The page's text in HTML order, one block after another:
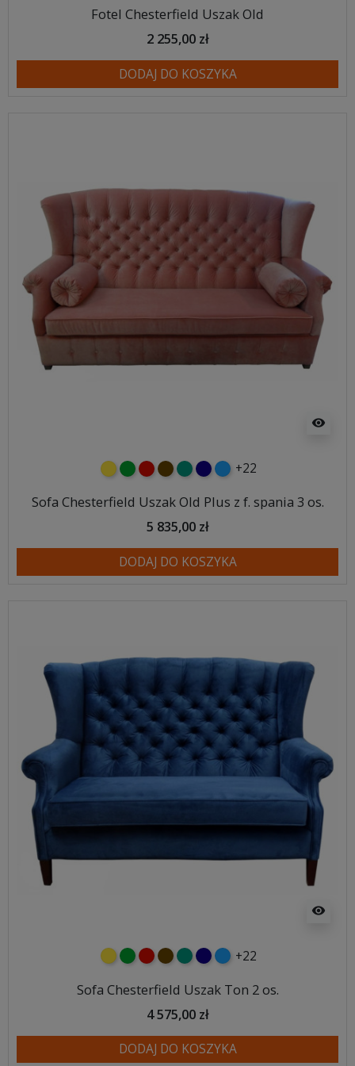
Fotel Chesterfield Uszak Old
2 255,00 zł
DODAJ DO KOSZYKA
visibility
żółtyzielonyczerwony
czekoladowy
turkusowy
granatowy
niebieski
+22
Sofa Chesterfield Uszak Old Plus z f. spania 3 os.
5 835,00 zł
DODAJ DO KOSZYKA
visibility
żółtyzielonyczerwony
czekoladowy
turkusowy
granatowy
niebieski
+22
Sofa Chesterfield Uszak Ton 2 os.
4 575,00 zł
DODAJ DO KOSZYKA